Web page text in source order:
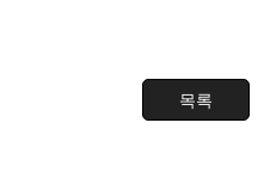
목록